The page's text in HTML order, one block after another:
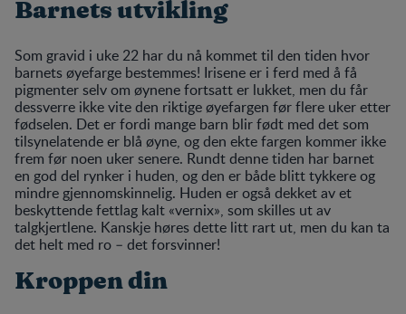
Barnets utvikling
Som gravid i uke 22 har du nå kommet til den tiden hvor
barnets øyefarge bestemmes! Irisene er i ferd med å få
pigmenter selv om øynene fortsatt er lukket, men du får
dessverre ikke vite den riktige øyefargen før flere uker etter
fødselen. Det er fordi mange barn blir født med det som
tilsynelatende er blå øyne, og den ekte fargen kommer ikke
frem før noen uker senere. Rundt denne tiden har barnet
en god del rynker i huden, og den er både blitt tykkere og
mindre gjennomskinnelig. Huden er også dekket av et
beskyttende fettlag kalt «vernix», som skilles ut av
talgkjertlene. Kanskje høres dette litt rart ut, men du kan ta
det helt med ro – det forsvinner!
Kroppen din